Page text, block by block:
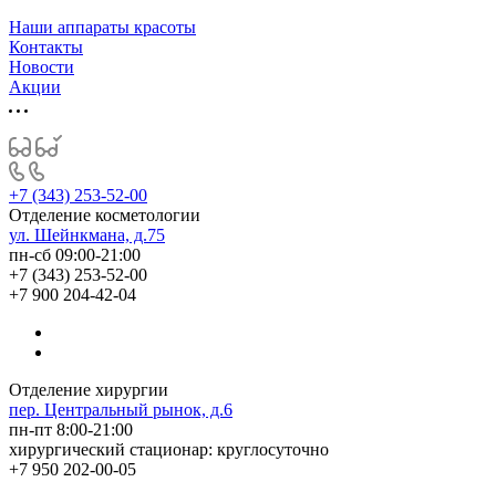
Наши аппараты красоты
Контакты
Новости
Акции
+7 (343) 253-52-00
Отделение косметологии
ул. Шейнкмана, д.75
пн-сб 09:00-21:00
+7 (343) 253-52-00
+7 900 204-42-04
Отделение хирургии
пер. Центральный рынок, д.6
пн-пт 8:00-21:00
хирургический стационар: круглосуточно
+7 950 202-00-05